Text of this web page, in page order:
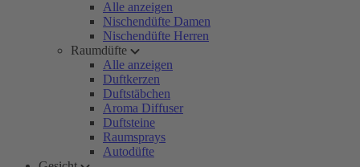
Alle anzeigen
Nischendüfte Damen
Nischendüfte Herren
Raumdüfte
Alle anzeigen
Duftkerzen
Duftstäbchen
Aroma Diffuser
Duftsteine
Raumsprays
Autodüfte